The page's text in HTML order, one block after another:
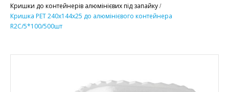
Кришки до контейнерів алюмінієвих під запайку
Кришка РЕТ 240х144х25 до алюмінієвого контейнера
R2C/5*100/500шт